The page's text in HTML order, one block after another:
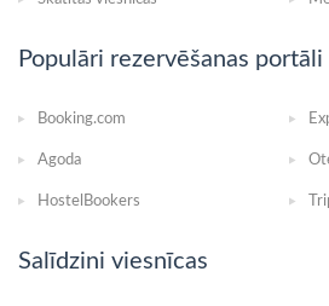
Populāri rezervēšanas portāli
Booking.com
Agoda
HostelBookers
Salīdzini viesnīcas